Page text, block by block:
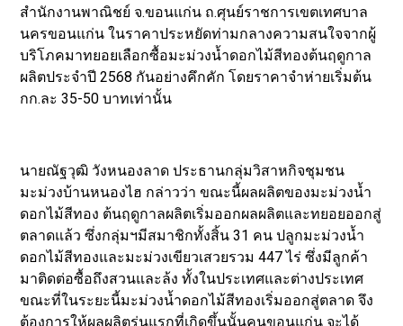
สำนักงานพาณิชย์ จ.ขอนแก่น ถ.ศุนย์ราชการเขตเทศบาล
นครขอนแก่น ในราคาประหยัดท่ามกลางความสนใจจากผู้
บริโภคมาทยอยเลือกซื้อมะม่วงน้ำดอกไม้สีทองต้นฤดูกาล
ผลิตประจำปี 2568 กันอย่างคึกคัก โดยราคาจำห่ายเริ่มต้น
กก.ละ 35-50 บาทเท่านั้น
นายณัฐวุฒิ วังหนองลาด ประธานกลุ่มวิสาหกิจชุมชน
มะม่วงบ้านหนองไฮ กล่าวว่า ขณะนี้ผลผลิตของมะม่วงน้ำ
ดอกไม้สีทอง ต้นฤดูกาลผลิตเริ่มออกผลผลิตและทยอยออกสู่
ตลาดแล้ว ซึ่งกลุ่มฯมีสมาชิกทั้งสิ้น 31 คน ปลูกมะม่วงน้ำ
ดอกไม้สีทองและมะม่วงเขียวเสวยรวม 447 ไร่ ซึ่งมีลูกค้า
มาติดต่อซื้อถึงสวนและล้ง ทั้งในประเทศและต่างประเทศ
ขณะที่ในระยะนี้มะม่วงน้ำดอกไม้สีทองเริ่มออกสู่ตลาด จึง
ต้องการให้ผลผลิตรุ่นแรกที่เกิดขึ้นนั้นคนขอนแก่น จะได้